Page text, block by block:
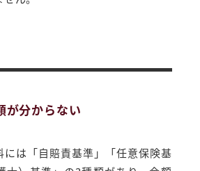
が分からない
には「自賠責基準」「任意保険基